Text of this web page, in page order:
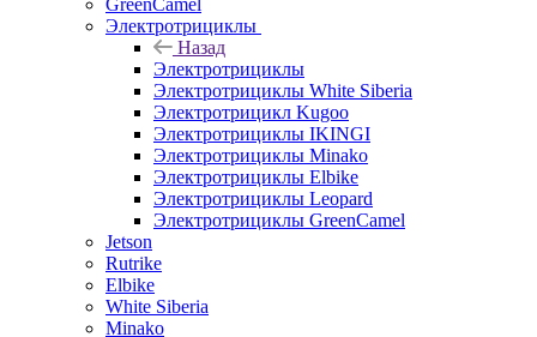
GreenCamel
Электротрициклы
Назад
Электротрициклы
Электротрициклы White Siberia
Электротрицикл Kugoo
Электротрициклы IKINGI
Электротрициклы Minako
Электротрициклы Elbike
Электротрициклы Leopard
Электротрициклы GreenCamel
Jetson
Rutrike
Elbike
White Siberia
Minako